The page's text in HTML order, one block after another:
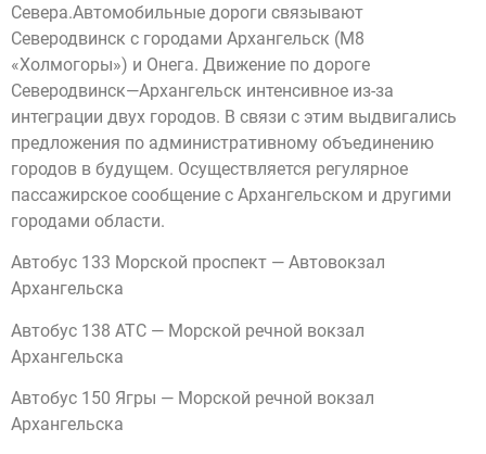
Севера.Автомобильные дороги связывают
Северодвинск с городами Архангельск (М8
«Холмогоры») и Онега. Движение по дороге
Северодвинск—Архангельск интенсивное из-за
интеграции двух городов. В связи с этим выдвигались
предложения по административному объединению
городов в будущем. Осуществляется регулярное
пассажирское сообщение с Архангельском и другими
городами области.
Автобус 133 Морской проспект — Автовокзал
Архангельска
Автобус 138 АТС — Морской речной вокзал
Архангельска
Автобус 150 Ягры — Морской речной вокзал
Архангельска